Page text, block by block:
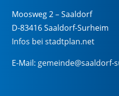
Moosweg 2 – Saaldorf
D-83416 Saaldorf-Surheim
Infos bei stadtplan.net
E-Mail: gemeinde@saaldorf-